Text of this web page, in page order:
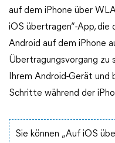
auf dem iPhone über
iOS übertragen“-App, die
Android auf dem iPhone
Übertragungsvorgang zu
Ihrem Android-Gerät
Schritte während der
Sie können „Auf iOS